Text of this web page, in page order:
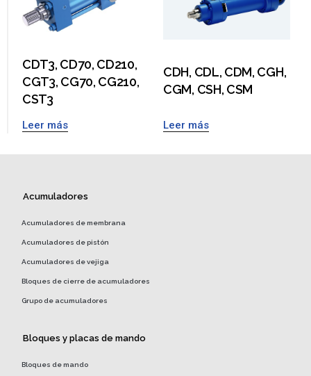
CDT3, CD70, CD210,
CGT3, CG70, CG210,
CST3
Leer más
CDH, CDL, CDM, CGH,
CGM, CSH, CSM
Leer más
Acumuladores
Acumuladores de membrana
Acumuladores de pistón
Acumuladores de vejiga
Bloques de cierre de acumuladores
Grupo de acumuladores
Bloques y placas de mando
Bloques de mando